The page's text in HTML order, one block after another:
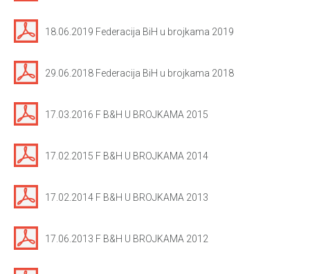
18.06.2019 Federacija BiH u brojkama 2019
29.06.2018 Federacija BiH u brojkama 2018
17.03.2016 F B&H U BROJKAMA 2015
17.02.2015 F B&H U BROJKAMA 2014
17.02.2014 F B&H U BROJKAMA 2013
17.06.2013 F B&H U BROJKAMA 2012